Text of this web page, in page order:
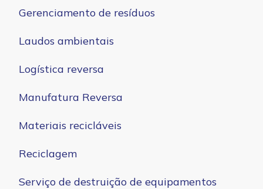
Gerenciamento de resíduos
Laudos ambientais
Logística reversa
Manufatura Reversa
Materiais recicláveis
Reciclagem
Serviço de destruição de equipamentos